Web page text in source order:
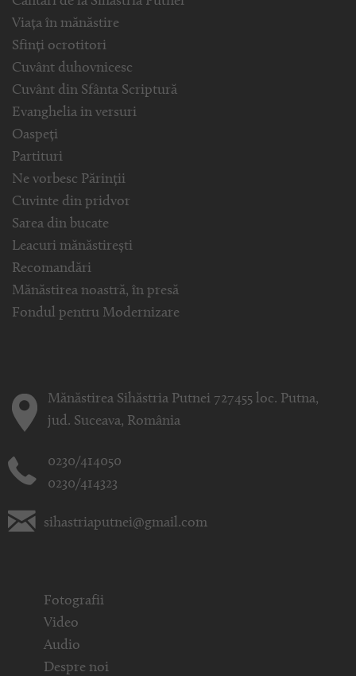
Viața în mănăstire
Sfinți ocrotitori
Cuvânt duhovnicesc
Cuvânt din Sfânta Scriptură
Evanghelia in versuri
Oaspeți
Partituri
Ne vorbesc Părinții
Cuvinte din pridvor
Sarea din bucate
Leacuri mănăstirești
Recomandări
Mănăstirea noastră, în presă
Fondul pentru Modernizare
Mănăstirea Sihăstria Putnei 727455 loc. Putna,
jud. Suceava, România
0230/414050
0230/414323
sihastriaputnei@gmail.com
Fotografii
Video
Audio
Despre noi